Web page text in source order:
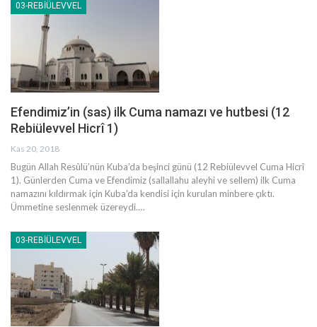
03-REBIÜLEVVEL
Efendimiz’in (sas) ilk Cuma namazı ve hutbesi (12
Rebiülevvel Hicrî 1)
Kas 20, 2018
Bugün Allah Resûlü’nün Kuba’da beşinci günü (12 Rebiülevvel Cuma Hicrî
1). Günlerden Cuma ve Efendimiz (sallallahu aleyhi ve sellem) ilk Cuma
namazını kıldırmak için Kuba’da kendisi için kurulan minbere çıktı.
Ümmetine seslenmek üzereydi.…
03-REBIÜLEVVEL